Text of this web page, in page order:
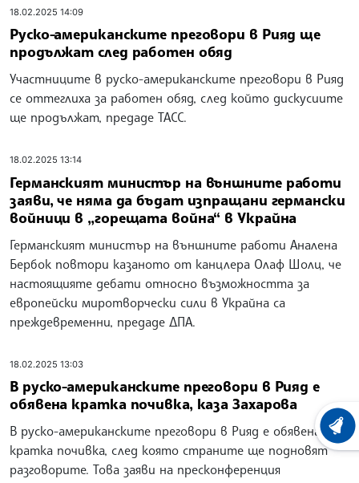
18.02.2025 14:09
Руско-американските преговори в Рияд ще
продължат след работен обяд
Участниците в руско-американските преговори в Рияд
се оттеглиха за работен обяд, след който дискусиите
ще продължат, предаде ТАСС.
18.02.2025 13:14
Германският министър на външните работи
заяви, че няма да бъдат изпращани германски
войници в „горещата война“ в Украйна
Германският министър на външните работи Аналена
Бербок повтори казаното от канцлера Олаф Шолц, че
настоящияте дебати относно възможността за
европейски миротворчески сили в Украйна са
преждевременни, предаде ДПА.
18.02.2025 13:03
В руско-американските преговори в Рияд е
обявена кратка почивка, каза Захарова
В руско-американските преговори в Рияд е обявена
кратка почивка, след която страните ще подновят
разговорите. Това заяви на пресконференция